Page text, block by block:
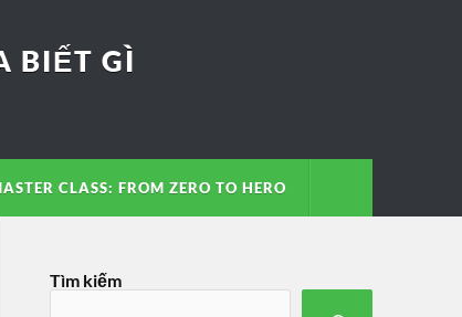
BIẾT GÌ
CLASS: FROM ZERO TO HERO
Tìm kiếm